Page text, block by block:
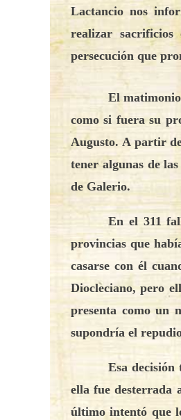
Lactancio nos
realizar
persecución que
El
como si fuera su
Augusto. A partir
tener algunas de
de Galerio.
En el 311
provincias que
casarse con él
Diocleciano, pero
presenta como un
supondría el
Esa decisión
ella fue desterrada
último intentó que